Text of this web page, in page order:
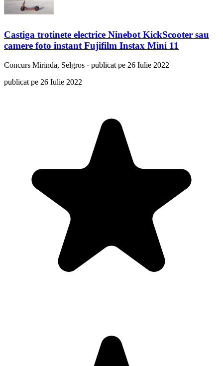
Castiga trotinete electrice Ninebot KickScooter sau
camere foto instant Fujifilm Instax Mini 11
Concurs Mirinda, Selgros · publicat pe 26 Iulie 2022
publicat pe 26 Iulie 2022